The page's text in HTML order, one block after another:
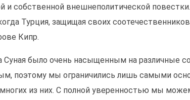
и собственной внешнеполитической
Турция, защищая своих
Кипр.
было очень насыщенным на различные
поэтому мы ограничились лишь самыми
из них. С полной уверенностью мы